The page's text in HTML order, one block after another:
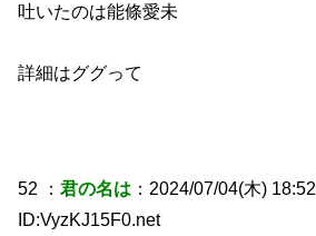
吐いたのは能條愛未
詳細はググって
52 ：君の名は ：2024/07/04(木)
ID:VyzKJ15F0.net